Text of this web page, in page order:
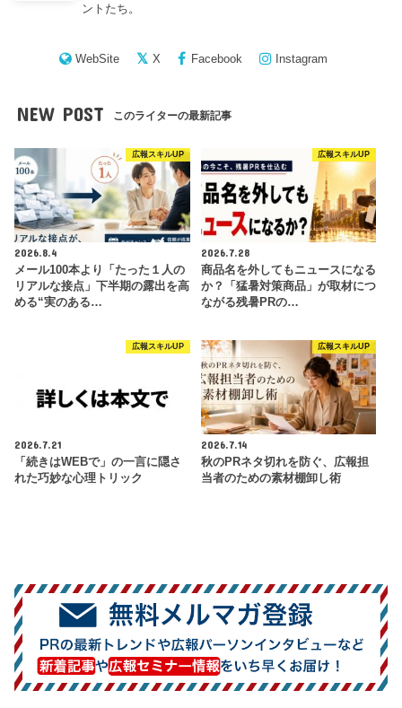
ントたち。
WebSite X Facebook Instagram
NEW POST このライターの最新記事
広報スキルUP
2026.8.4
メール100本より「たった１人の
リアルな接点」下半期の露出を高
める“実のある…
広報スキルUP
2026.7.28
商品名を外してもニュースになる
か？「猛暑対策商品」が取材につ
ながる残暑PRの…
広報スキルUP
2026.7.21
「続きはWEBで」の一言に隠さ
れた巧妙な心理トリック
広報スキルUP
2026.7.14
秋のPRネタ切れを防ぐ、広報担
当者のための素材棚卸し術